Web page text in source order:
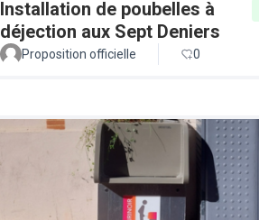
Installation de poubelles à
déjection aux Sept Deniers
Proposition officielle 0